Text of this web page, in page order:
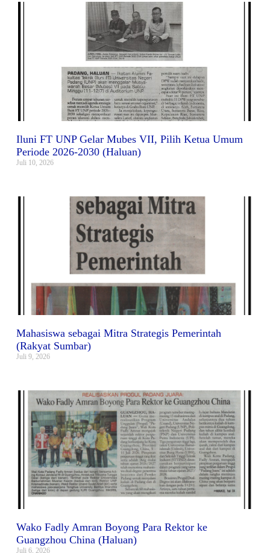
Iluni FT UNP Gelar Mubes VII, Pilih Ketua Umum
Periode 2026-2030 (Haluan)
Juli 10, 2026
Mahasiswa sebagai Mitra Strategis Pemerintah
(Rakyat Sumbar)
Juli 9, 2026
Wako Fadly Amran Boyong Para Rektor ke
Guangzhou China (Haluan)
Juli 6, 2026